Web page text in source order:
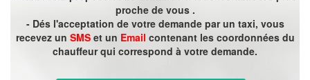
proche de vous .
- Dés l'acceptation de votre demande par un taxi, vous
recevez un SMSet un Email contenant les coordonnées du
chauffeur qui correspond à votre demande.